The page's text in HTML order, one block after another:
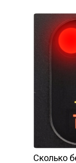
Сколько